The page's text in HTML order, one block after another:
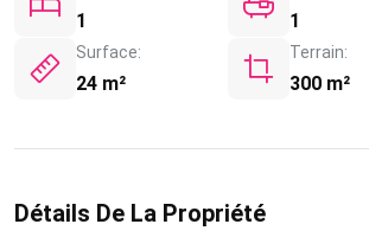
1 1
Surface:
24 m²
Terrain:
300 m²
Détails De La Propriété